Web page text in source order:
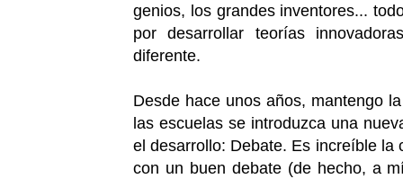
genios, los grandes inventores...
por desarrollar teorías
diferente.
Desde hace unos años, mantengo
las escuelas se introduzca una
el desarrollo: Debate. Es increíble la
con un buen debate (de hecho, a